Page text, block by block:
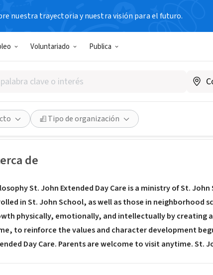
nuestra trayectoria y nuestra visión para el futuro.
Voluntariado Publica
Tipo de organización
Extended Daycare
WA extended.st-johnschool.org
Guardar Compartir
de
St. John Extended Day Care is a ministry of St.
in St. John School, as well as those in neighborhood
physically, emotionally, and intellectually by creating
to reinforce the values and character development
Day Care. Parents are welcome to visit anytime. St.